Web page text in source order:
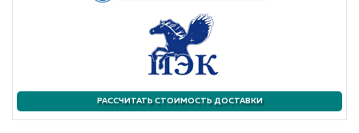
РАССЧИТАТЬ СТОИМОСТЬ ДОСТАВКИ